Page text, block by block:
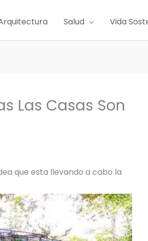
Salud Vida
Las Casas Son
que esta llevando a cabo la